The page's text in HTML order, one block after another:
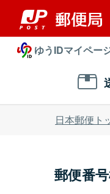
ゆうIDマイペー
日本郵便ト
郵便番